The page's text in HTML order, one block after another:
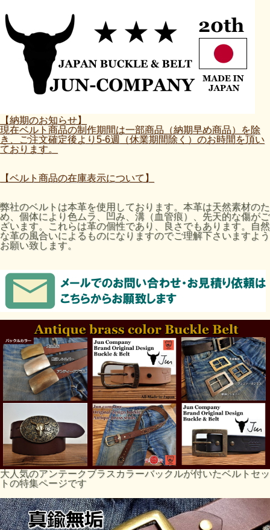
【納期のお知らせ】
現在ベルト商品の制作期間は一部商品（納期早め商品）を除
き、ご注文確定後より5-6週（休業期間除く）のお時間を頂い
ております。
【ベルト商品の在庫表示について】
弊社のベルトは本革を使用しております。本革は天然素材のた
め、個体により色ムラ、凹み、溝（血管痕）、先天的な傷がご
ざいます。これらは革の個性であり、良さでもあります。自然
な革の風合いによるものになりますのでご理解下さいますよう
お願い致します。
大人気のアンテークブラスカラーバックルが付いたベルトセッ
トの特集ページです